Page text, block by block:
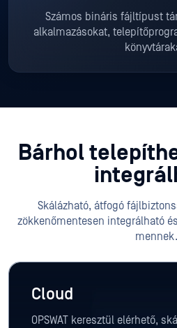
Számos bináris fájltípust
alkalmazásokat,
Bárhol
Skálázható, átfogó
zökkenőmentesen integrálható
mennek.
Cloud
OPSWAT keresztül elérhető,